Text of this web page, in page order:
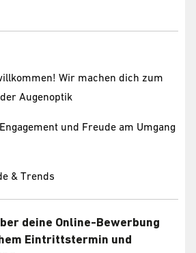
Wir machen dich zum
Augenoptik
und Freude am Umgang
& Trends
deine Online-Bewerbung
Eintrittstermin und